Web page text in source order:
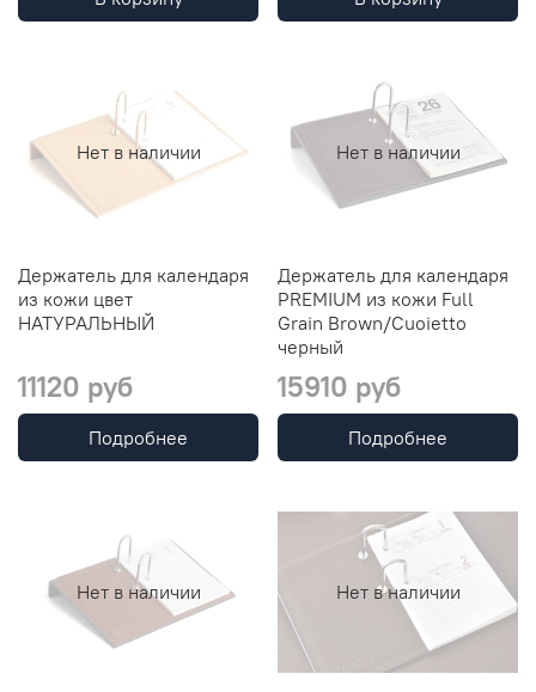
Нет в наличии
Держатель для календаря
из кожи цвет
НАТУРАЛЬНЫЙ
11120 руб
Подробнее
Нет в наличии
Держатель для календаря
PREMIUM из кожи Full
Grain Brown/Cuoietto
черный
15910 руб
Подробнее
Нет в наличии Нет в наличии